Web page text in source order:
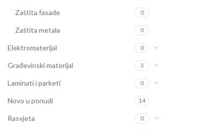
Zaštita fasade 0
Zaštita metala 0
Elektromaterijal 0
Građevinski materijal 3
Laminati i parketi 0
Novo u ponudi 14
Rasvjeta 0